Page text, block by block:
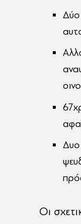
Δύο
Δυο
Οι